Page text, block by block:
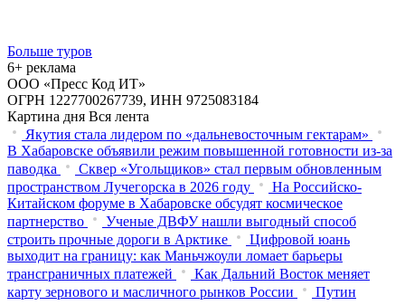
Больше туров
6+ реклама
ООО «Пресс Код ИТ»
ОГРН 1227700267739, ИНН 9725083184
Картина дня Вся лента
Якутия стала лидером по «дальневосточным гектарам»
В Хабаровске объявили режим повышенной готовности из‑за
паводка
Сквер «Угольщиков» стал первым обновленным
пространством Лучегорска в 2026 году
На Российско-
Китайском форуме в Хабаровске обсудят космическое
партнерство
Ученые ДВФУ нашли выгодный способ
строить прочные дороги в Арктике
Цифровой юань
выходит на границу: как Маньчжоули ломает барьеры
трансграничных платежей
Как Дальний Восток меняет
карту зернового и масличного рынков России
Путин